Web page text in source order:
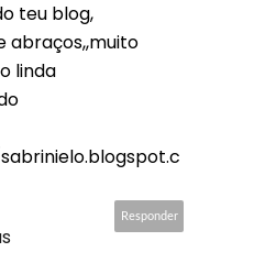
teu blog,
abraços,,muito
linda
Responder